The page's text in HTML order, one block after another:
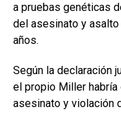
a pruebas genéticas
del asesinato y
años.
Según la declaración
el propio Miller
asesinato y violación